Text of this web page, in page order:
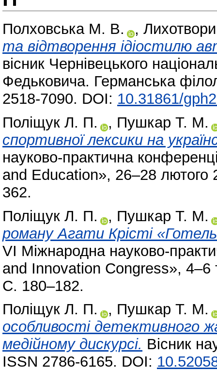
Полховська М. В. ,
та відтворення ідіостилю
вісник Чернівецького
Федьковича. Германська
2518-7090. DOI: 10.31861/
Поліщук Л. П.
, Пушкар Т. М.
спортивної лексики на
науково-практична
and Education», 26–28
362.
Поліщук Л. П.
, Пушкар Т. М.
роману Агати Крісті
VI Міжнародна науково-
and Innovation Congress», 4–6
С. 180–182.
Поліщук Л. П.
, Пушкар Т. М.
особливості детективного
медійному дискурсі. Вісник
ISSN 2786-6165. DOI: